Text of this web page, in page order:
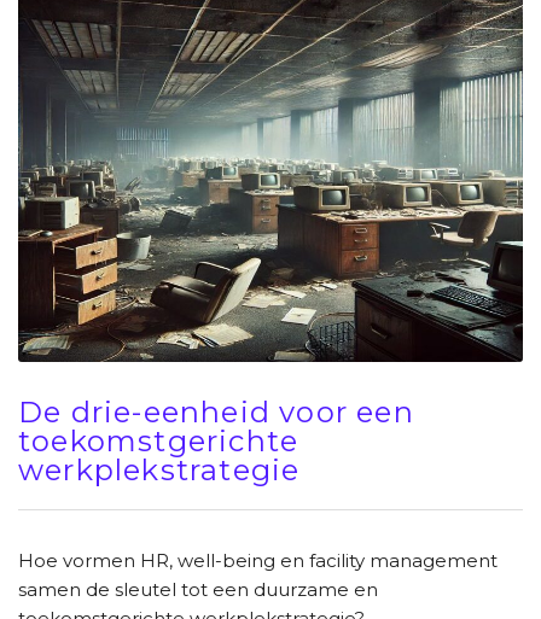
De drie-eenheid voor een
toekomstgerichte
werkplekstrategie
Hoe vormen HR, well-being en facility management
samen de sleutel tot een duurzame en